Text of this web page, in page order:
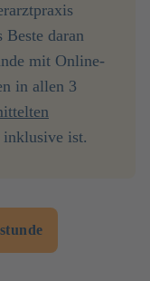
Beste daran
mit Online-
in allen 3
inklusive ist.